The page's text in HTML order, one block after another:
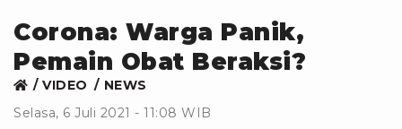
Corona: Warga Panik,
Pemain Obat Beraksi?
VIDEO
NEWS
Selasa, 6 Juli 2021 - 11:08 WIB